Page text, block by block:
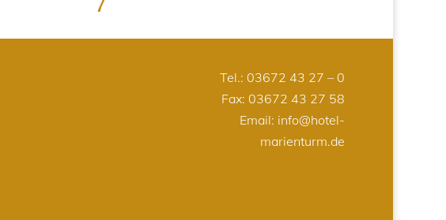
Tel.: 03672 43 27 – 0
Fax: 03672 43 27 58
Email: info@hotel-
marienturm.de